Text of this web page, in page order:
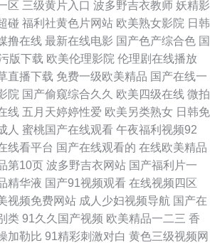
频 精东AV黄色传媒 东京热男人的天堂社区 怡红院
精彩视频 日韩A片高清无码 成人污污污视频 亚洲
狠狠爱 av在线播放网址页 偷拍第13页 欧美日韩黄
久这里只精品6 中文字幕蜜臀无码久久 蜜桃臀后入
专区 浮力影院屁屁 午夜片第一页 爱豆传媒操片 海
拍在线视频 在线不卡卡视频 三级网址AV 国产浮力
区 三级黄片入口 波多野吉衣教师 妖精影
碰 福利社黄色片网站 欧美熟女影院 日韩
撸在线 最新在线电影 国产色产综合色 国
版下载 欧美伦理影院 伦理剧在线播放
直播下载 免费一级欧美精品 国产在线一
院 国产偷窥综合久久 欧美四级在线 微拍
线 五月天婷婷性爱 欧美另类熟女 日韩免
人 蜜桃国产在线观看 午夜福利视频92
线看平台 国产在线观看的 在线欧美精品
第10页 波多野吉衣网站 国产福利片一
精华液 国产91视频观看 在线视频四区
视频免费网站 成人少妇视频导航 国产在
类 91久久国产视频 欧美精品一二三 香
加勒比 91精彩刺激对白 黄色三级视频网